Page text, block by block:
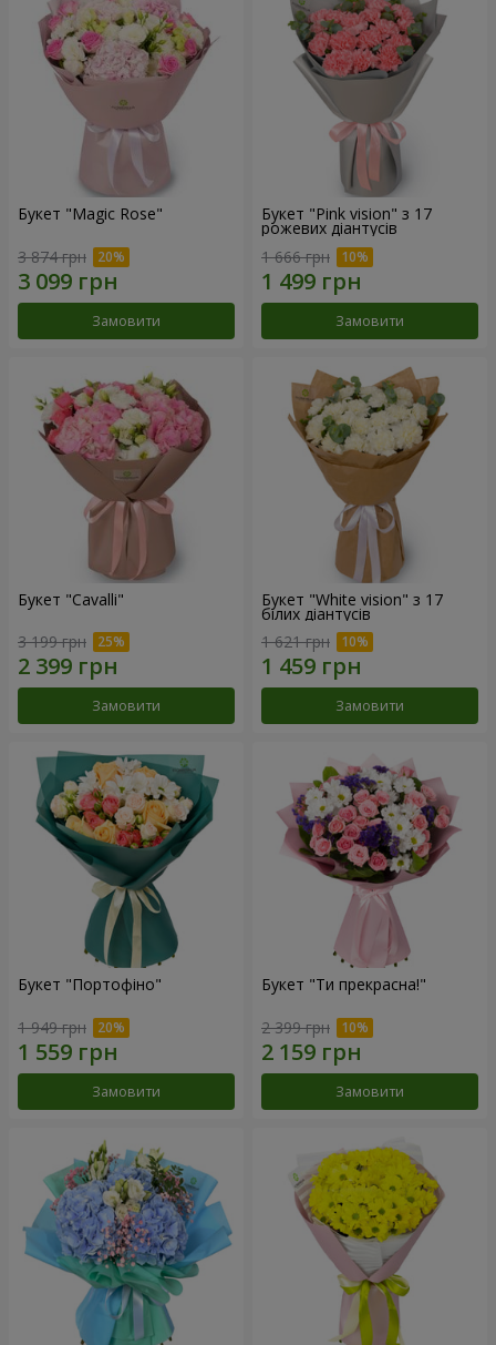
Букет "Magic Rose"
3 874 грн
Замовити
Букет "Pink vision" з 17
рожевих діантусів
1 666 грн
Замовити
Букет "Cаvalli"
3 199 грн
Замовити
Букет "White vision" з 17
білих діантусів
1 621 грн
Замовити
Букет "Портофіно"
1 949 грн
Замовити
Букет "Ти прекрасна!"
2 399 грн
Замовити